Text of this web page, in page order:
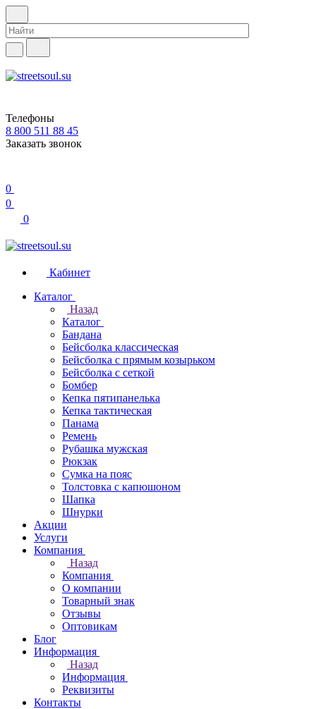
Телефоны
8 800 511 88 45
Заказать звонок
0
0
0
Кабинет
Каталог
Назад
Каталог
Бандана
Бейсболка классическая
Бейсболка с прямым козырьком
Бейсболка с сеткой
Бомбер
Кепка пятипанелька
Кепка тактическая
Панама
Ремень
Рубашка мужская
Рюкзак
Сумка на пояс
Толстовка с капюшоном
Шапка
Шнурки
Акции
Услуги
Компания
Назад
Компания
О компании
Товарный знак
Отзывы
Оптовикам
Блог
Информация
Назад
Информация
Реквизиты
Контакты